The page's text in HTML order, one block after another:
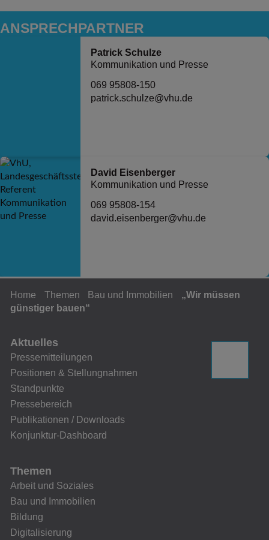
ANSPRECH­PARTNER
Patrick Schulze
Kommunikation und Presse
069 95808-150
patrick.schulze@vhu.de
David Eisenberger
Kommunikation und Presse
069 95808-154
david.eisenberger@vhu.de
Home Themen Bau und Immobilien
„Wir müssen
günstiger bauen“
Aktuelles
Pressemitteilungen
Positionen & Stellungnahmen
Standpunkte
Pressebereich
Publikationen / Downloads
Konjunktur-Dashboard
Themen
Arbeit und Soziales
Bau und Immobilien
Bildung
Digitalisierung